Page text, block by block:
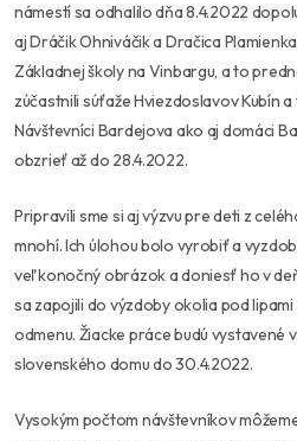
námestí sa odhalilo dňa 8.4.2022
aj Dráčik Ohniváčik a Dračica
Základnej školy na Vinbargu, a to
zúčastnili súťaže Hviezdoslavov Kubín
Návštevníci Bardejova ako aj domáci
obzrieť až do 28.4.2022.
Pripravili sme si aj výzvu pre deti z
mnohí. Ich úlohou bolo vyrobiť a
veľkonočný obrázok a doniesť ho v
sa zapojili do výzdoby okolia pod
odmenu. Žiacke práce budú
slovenského domu do 30.4.2022.
Vysokým počtom návštevníkov